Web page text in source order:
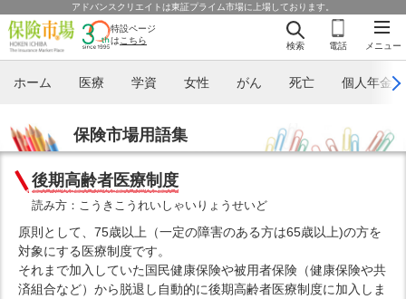
アドバンスクリエイトは東証プライム市場に上場しております。
メニュー
検索 電話
特設ページ
は こちら
ホーム 医療 学資 女性 がん 死亡 個人年金
保険市場用語集
後期高齢者医療制度
読み方：こうきこうれいしゃいりょうせいど
原則として、75歳以上（一定の障害のある方は65歳以上)の方を
対象にする医療制度です。
それまで加入していた国民健康保険や被用者保険（健康保険や共
済組合など）から脱退し自動的に後期高齢者医療制度に加入しま